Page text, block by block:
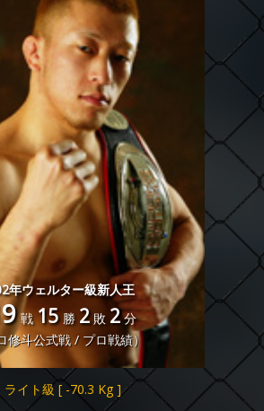
年ウェルター級新人王
戦 15 勝 2 敗 2 分
修斗公式戦 / プロ戦績）
ライト級 [ -70.3 Kg ]